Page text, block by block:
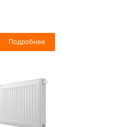
Подробнее